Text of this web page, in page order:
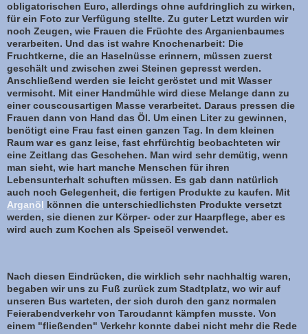
obligatorischen Euro, allerdings ohne aufdringlich zu wirken,
für ein Foto zur Verfügung stellte. Zu guter Letzt wurden wir
noch Zeugen, wie Frauen die Früchte des Arganienbaumes
verarbeiten. Und das ist wahre Knochenarbeit: Die
Fruchtkerne, die an Haselnüsse erinnern, müssen zuerst
geschält und zwischen zwei Steinen gepresst werden.
Anschließend werden sie leicht geröstet und mit Wasser
vermischt. Mit einer Handmühle wird diese Melange dann zu
einer couscousartigen Masse verarbeitet. Daraus pressen die
Frauen dann von Hand das Öl. Um einen Liter zu gewinnen,
benötigt eine Frau fast einen ganzen Tag. In dem kleinen
Raum war es ganz leise, fast ehrfürchtig beobachteten wir
eine Zeitlang das Geschehen. Man wird sehr demütig, wenn
man sieht, wie hart manche Menschen für ihren
Lebensunterhalt schuften müssen. Es gab dann natürlich
auch noch Gelegenheit, die fertigen Produkte zu kaufen. Mit
Arganöl können die unterschiedlichsten Produkte versetzt
werden, sie dienen zur Körper- oder zur Haarpflege, aber es
wird auch zum Kochen als Speiseöl verwendet.
Nach diesen Eindrücken, die wirklich sehr nachhaltig waren,
begaben wir uns zu Fuß zurück zum Stadtplatz, wo wir auf
unseren Bus warteten, der sich durch den ganz normalen
Feierabendverkehr von Taroudannt kämpfen musste. Von
einem "fließenden" Verkehr konnte dabei nicht mehr die Rede